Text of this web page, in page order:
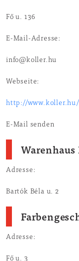
Fő u. 136
E-Mail-Adresse:
info@koller.hu
Webseite:
http://www.koller.hu/
E-Mail senden
Adresse:
Bartók Béla u. 2
Adresse:
Fő u. 3